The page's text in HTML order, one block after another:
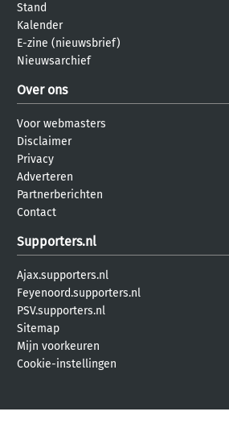
Stand
Kalender
E-zine (nieuwsbrief)
Nieuwsarchief
Over ons
Voor webmasters
Disclaimer
Privacy
Adverteren
Partnerberichten
Contact
Supporters.nl
Ajax.supporters.nl
Feyenoord.supporters.nl
PSV.supporters.nl
Sitemap
Mijn voorkeuren
Cookie-instellingen